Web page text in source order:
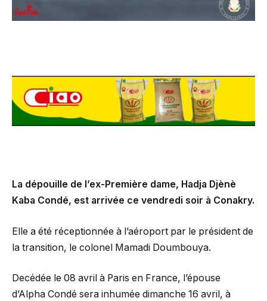
La dépouille de l’ex-Première dame, Hadja Djènè
Kaba Condé, est arrivée ce vendredi soir à Conakry.
Elle a été réceptionnée à l’aéroport par le président de
la transition, le colonel Mamadi Doumbouya.
Decédée le 08 avril à Paris en France, l’épouse
d’Alpha Condé sera inhumée dimanche 16 avril, à